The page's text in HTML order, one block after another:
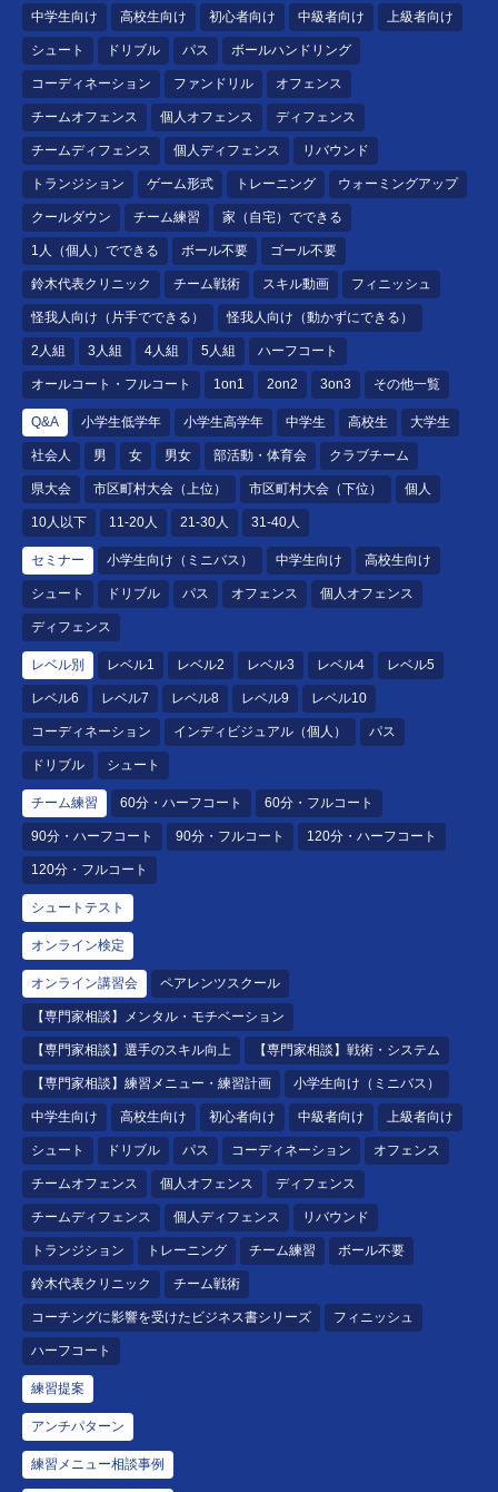
中学生向け 高校生向け 初心者向け 中級者向け 上級者向け
シュート ドリブル パス ボールハンドリング
コーディネーション ファンドリル オフェンス
チームオフェンス 個人オフェンス ディフェンス
チームディフェンス 個人ディフェンス リバウンド
トランジション ゲーム形式 トレーニング ウォーミングアップ
クールダウン チーム練習 家（自宅）でできる
1人（個人）でできる ボール不要 ゴール不要
鈴木代表クリニック チーム戦術 スキル動画 フィニッシュ
怪我人向け（片手でできる） 怪我人向け（動かずにできる）
2人組 3人組 4人組 5人組 ハーフコート
オールコート・フルコート 1on1 2on2 3on3 その他一覧
Q&A 小学生低学年 小学生高学年 中学生 高校生 大学生
社会人 男 女 男女 部活動・体育会 クラブチーム
県大会 市区町村大会（上位） 市区町村大会（下位） 個人
10人以下 11-20人 21-30人 31-40人
セミナー 小学生向け（ミニバス） 中学生向け 高校生向け
シュート ドリブル パス オフェンス 個人オフェンス
ディフェンス
レベル別 レベル1 レベル2 レベル3 レベル4 レベル5
レベル6 レベル7 レベル8 レベル9 レベル10
コーディネーション インディビジュアル（個人） パス
ドリブル シュート
チーム練習 60分・ハーフコート 60分・フルコート
90分・ハーフコート 90分・フルコート 120分・ハーフコート
120分・フルコート
シュートテスト
オンライン検定
オンライン講習会 ペアレンツスクール
【専門家相談】メンタル・モチベーション
【専門家相談】選手のスキル向上 【専門家相談】戦術・システム
【専門家相談】練習メニュー・練習計画 小学生向け（ミニバス）
中学生向け 高校生向け 初心者向け 中級者向け 上級者向け
シュート ドリブル パス コーディネーション オフェンス
チームオフェンス 個人オフェンス ディフェンス
チームディフェンス 個人ディフェンス リバウンド
トランジション トレーニング チーム練習 ボール不要
鈴木代表クリニック チーム戦術
コーチングに影響を受けたビジネス書シリーズ フィニッシュ
ハーフコート
練習提案
アンチパターン
練習メニュー相談事例